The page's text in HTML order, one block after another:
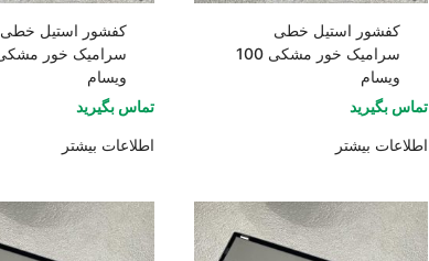
کفشور استیل خطی
سرامیک خور مشکی 100
ویسام
تماس بگیرید
اطلاعات بیشتر
کفشور استیل خطی
ویسام
تماس بگیرید
اطلاعات بیشتر